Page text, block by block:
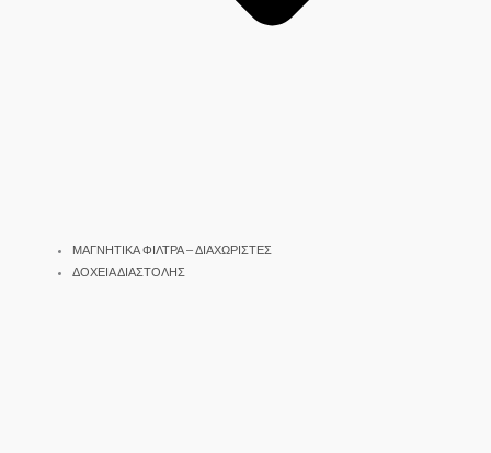
ΜΑΓΝΗΤΙΚΑ ΦΙΛΤΡΑ – ΔΙΑΧΩΡΙΣΤΕΣ
ΔΟΧΕΙΑ ΔΙΑΣΤΟΛΗΣ